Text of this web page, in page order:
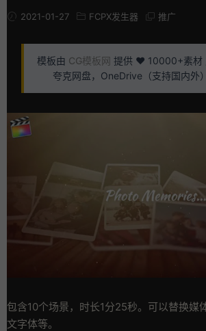
2021-01-27 FCPX发生器 推广
模板由 CG模板网 提供 ❤️ 10000+素材
夸克网盘，OneDrive（支持国内外
包含10个场景，时长1分25秒。可以替换媒
文字体等。